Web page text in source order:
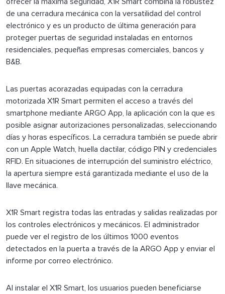
de una cerradura mecánica con la versatilidad del control
electrónico y es un producto de última generación para
proteger puertas de seguridad instaladas en entornos
residenciales, pequeñas empresas comerciales, bancos y
B&B.
Las puertas acorazadas equipadas con la cerradura
motorizada X1R Smart permiten el acceso a través del
smartphone mediante ARGO App, la aplicación con la que es
posible asignar autorizaciones personalizadas, seleccionando
días y horas específicos. La cerradura también se puede abrir
con un Apple Watch, huella dactilar, código PIN y credenciales
RFID. En situaciones de interrupción del suministro eléctrico,
la apertura siempre está garantizada mediante el uso de la
llave mecánica.
X1R Smart registra todas las entradas y salidas realizadas por
los controles electrónicos y mecánicos. El administrador
puede ver el registro de los últimos 1000 eventos
detectados en la puerta a través de la ARGO App y enviar el
informe por correo electrónico.
Al instalar el X1R Smart, los usuarios pueden beneficiarse